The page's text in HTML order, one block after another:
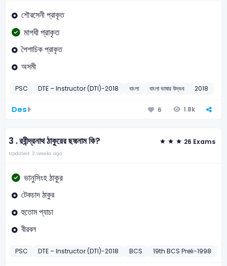
শৌরসেনী প্রাকৃত
মাগধী প্রাকৃত
পৈশাচিক প্রাকৃত
অসমী
PSC DTE – Instructor (DTI)-2018 বাংলা বাংলা ভাষার উদ্ভব 2018
Des 6 1.8k
3 .রবীন্দ্রনাথ ঠাকুরের ছদ্মনাম কি? 26 Exams
Updated: 3 weeks ago
ভানুসিংহ ঠাকুর
টেকচাদ ঠাকুর
হুতোম প্যাচা
বীরবল
PSC DTE – Instructor (DTI)-2018 BCS 19th BCS Preli-1998